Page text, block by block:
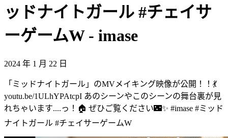
ッドナイトガール #チェイサ
ーゲームW - imase
2024 年 1 月 22 日
「ミッドナイトガール」のMVメイキング映像が公開！！💃
youtu.be/1ULhYPAtcpI あのシーンやこのシーンの舞台裏が見
れちゃいます....っ！🏠 ぜひご覧ください🌃✨ #imase #ミッド
ナイトガール #チェイサーゲームW